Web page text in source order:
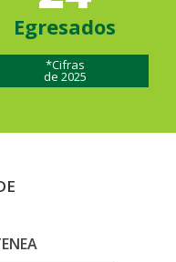
Egresados
*Cifras
de 2025